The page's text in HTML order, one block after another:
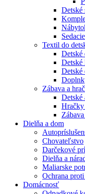
Detské
Textil do
Detské
Detské
Detské
Zábava a
Detské
Hračky
Dielňa a dom
Chovateľstvo
Darčekové
Dielňa a
Maliarske
Ochrana
Domácnosť